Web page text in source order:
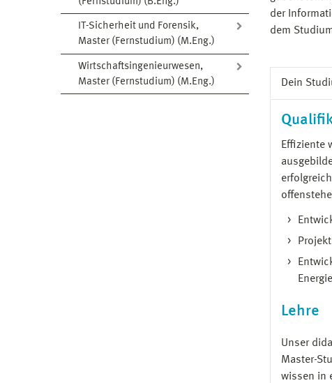
IT-Sicherheit und Forensik,
Master (Fernstudium) (M.Eng.)
Wirtschaftsingenieurwesen,
Master (Fernstudium) (M.Eng.)
der
dem
Dein
Effiziente
Lehre
Unser
Master-
wissen in